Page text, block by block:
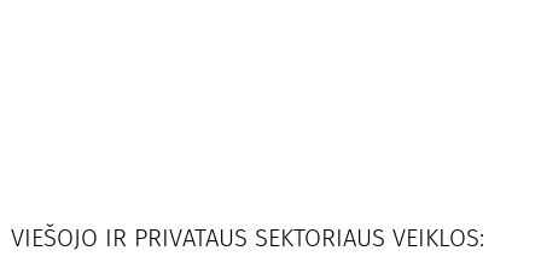
VIEŠOJO IR PRIVATAUS SEKTORIAUS VEIKLOS: